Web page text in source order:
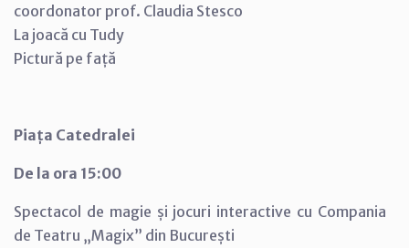
coordonator prof. Claudia Stesco
La joacă cu Tudy
Pictură pe față
Piața Catedralei
De la ora 15:00
Spectacol de magie și jocuri interactive cu Compania
de Teatru „Magix” din București